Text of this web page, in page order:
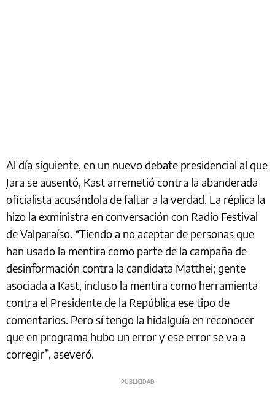
Al día siguiente, en un nuevo debate presidencial al que
Jara se ausentó, Kast arremetió contra la abanderada
oficialista acusándola de faltar a la verdad. La réplica la
hizo la exministra en conversación con Radio Festival
de Valparaíso. “Tiendo a no aceptar de personas que
han usado la mentira como parte de la campaña de
desinformación contra la candidata Matthei; gente
asociada a Kast, incluso la mentira como herramienta
contra el Presidente de la República ese tipo de
comentarios. Pero sí tengo la hidalguía en reconocer
que en programa hubo un error y ese error se va a
corregir”, aseveró.